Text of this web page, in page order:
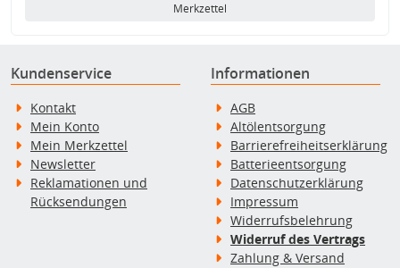
Merkzettel
Kundenservice
Kontakt
Mein Konto
Mein Merkzettel
Newsletter
Reklamationen und
Rücksendungen
Informationen
AGB
Altölentsorgung
Barrierefreiheitserklärung
Batterieentsorgung
Datenschutzerklärung
Impressum
Widerrufsbelehrung
Widerruf des Vertrags
Zahlung & Versand